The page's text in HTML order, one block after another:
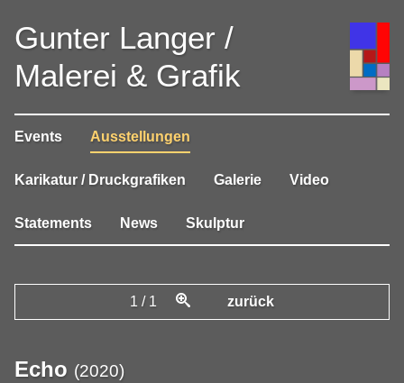
Gunter Langer /
Malerei & Grafik
Events Ausstellungen
Karikatur / Druckgrafiken Galerie Video
Statements News Skulptur
1 / 1 zurück
Echo (2020)